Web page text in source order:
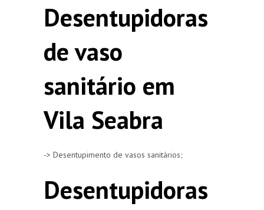
Desentupidoras
de vaso
sanitário em
Vila Seabra
-> Desentupimento de vasos sanitários;
Desentupidoras